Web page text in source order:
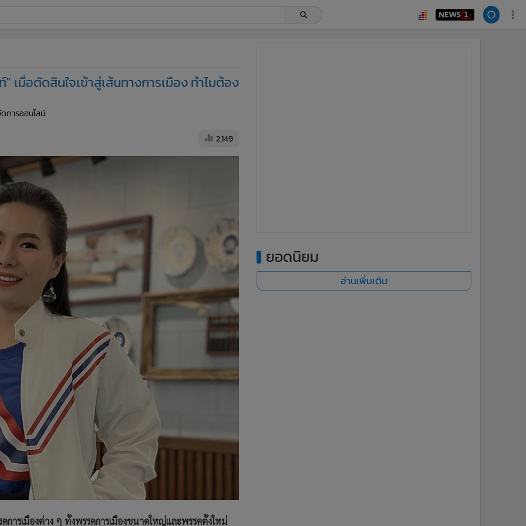
สูง
เมื่อตัดสินใจเข้าสู่เส้นทางการเมือง ทำไมต้อง
การออนไลน์
2,149
ารเมืองต่าง ๆ ทั้งพรรคการเมืองขนาดใหญ่และพรรคตั้งใหม่
ยอดนิยม
อ่านเพิ่มเติม